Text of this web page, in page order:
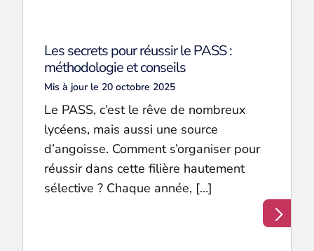
Les secrets pour réussir le PASS :
méthodologie et conseils
Mis à jour le 20 octobre 2025
Le PASS, c’est le rêve de nombreux
lycéens, mais aussi une source
d’angoisse. Comment s’organiser pour
réussir dans cette filière hautement
sélective ? Chaque année, […]